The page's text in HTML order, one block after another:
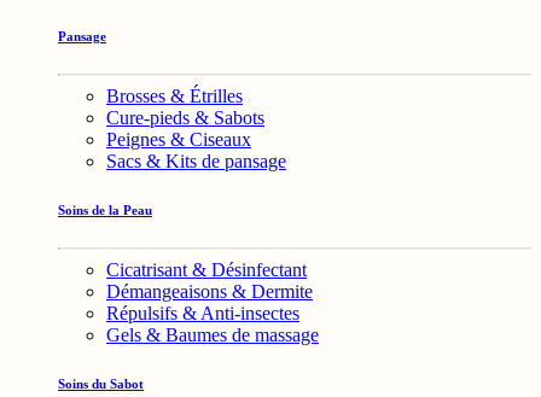
Pansage
Brosses & Étrilles
Cure-pieds & Sabots
Peignes & Ciseaux
Sacs & Kits de pansage
Soins de la Peau
Cicatrisant & Désinfectant
Démangeaisons & Dermite
Répulsifs & Anti-insectes
Gels & Baumes de massage
Soins du Sabot